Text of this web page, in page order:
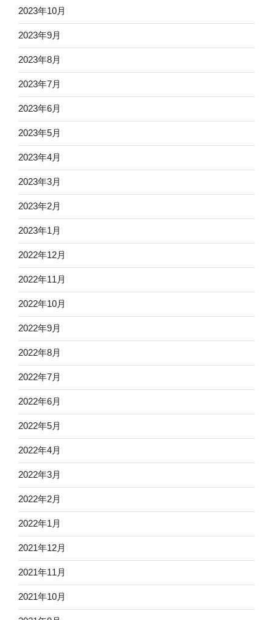
2023年10月
2023年9月
2023年8月
2023年7月
2023年6月
2023年5月
2023年4月
2023年3月
2023年2月
2023年1月
2022年12月
2022年11月
2022年10月
2022年9月
2022年8月
2022年7月
2022年6月
2022年5月
2022年4月
2022年3月
2022年2月
2022年1月
2021年12月
2021年11月
2021年10月